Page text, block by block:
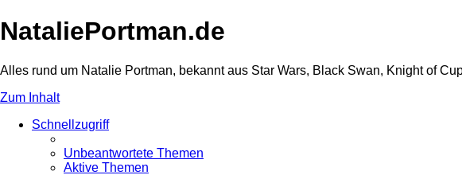
NataliePortman.de
Alles rund um Natalie Portman, bekannt aus Star Wars, Black Swan, Knight of
Zum Inhalt
Schnellzugriff
Unbeantwortete Themen
Aktive Themen